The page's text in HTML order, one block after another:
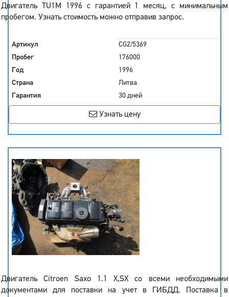
Двигатель TU1M 1996 с гарантией 1 месяц, с минимальным
пробегом. Узнать стоимость можно отправив запрос.
Артикул
CG2/5369
Пробег
176000
Год
1996
Страна
Литва
Гарантия
30 дней
Узнать цену
Двигатель Citroen Saxo 1.1 X,SX со всеми необходимыми
документами для поставки на учет в ГИБДД. Поставка в